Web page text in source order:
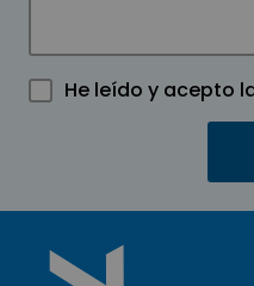
He leído y acepto